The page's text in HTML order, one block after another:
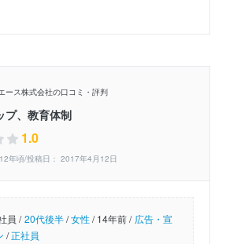
ース株式会社の口コミ・評判
プ、教育体制
1.0
年頃/投稿日： 2017年4月12日
員 / 20代後半/女性/14年前 / 広告・宣
/正社員